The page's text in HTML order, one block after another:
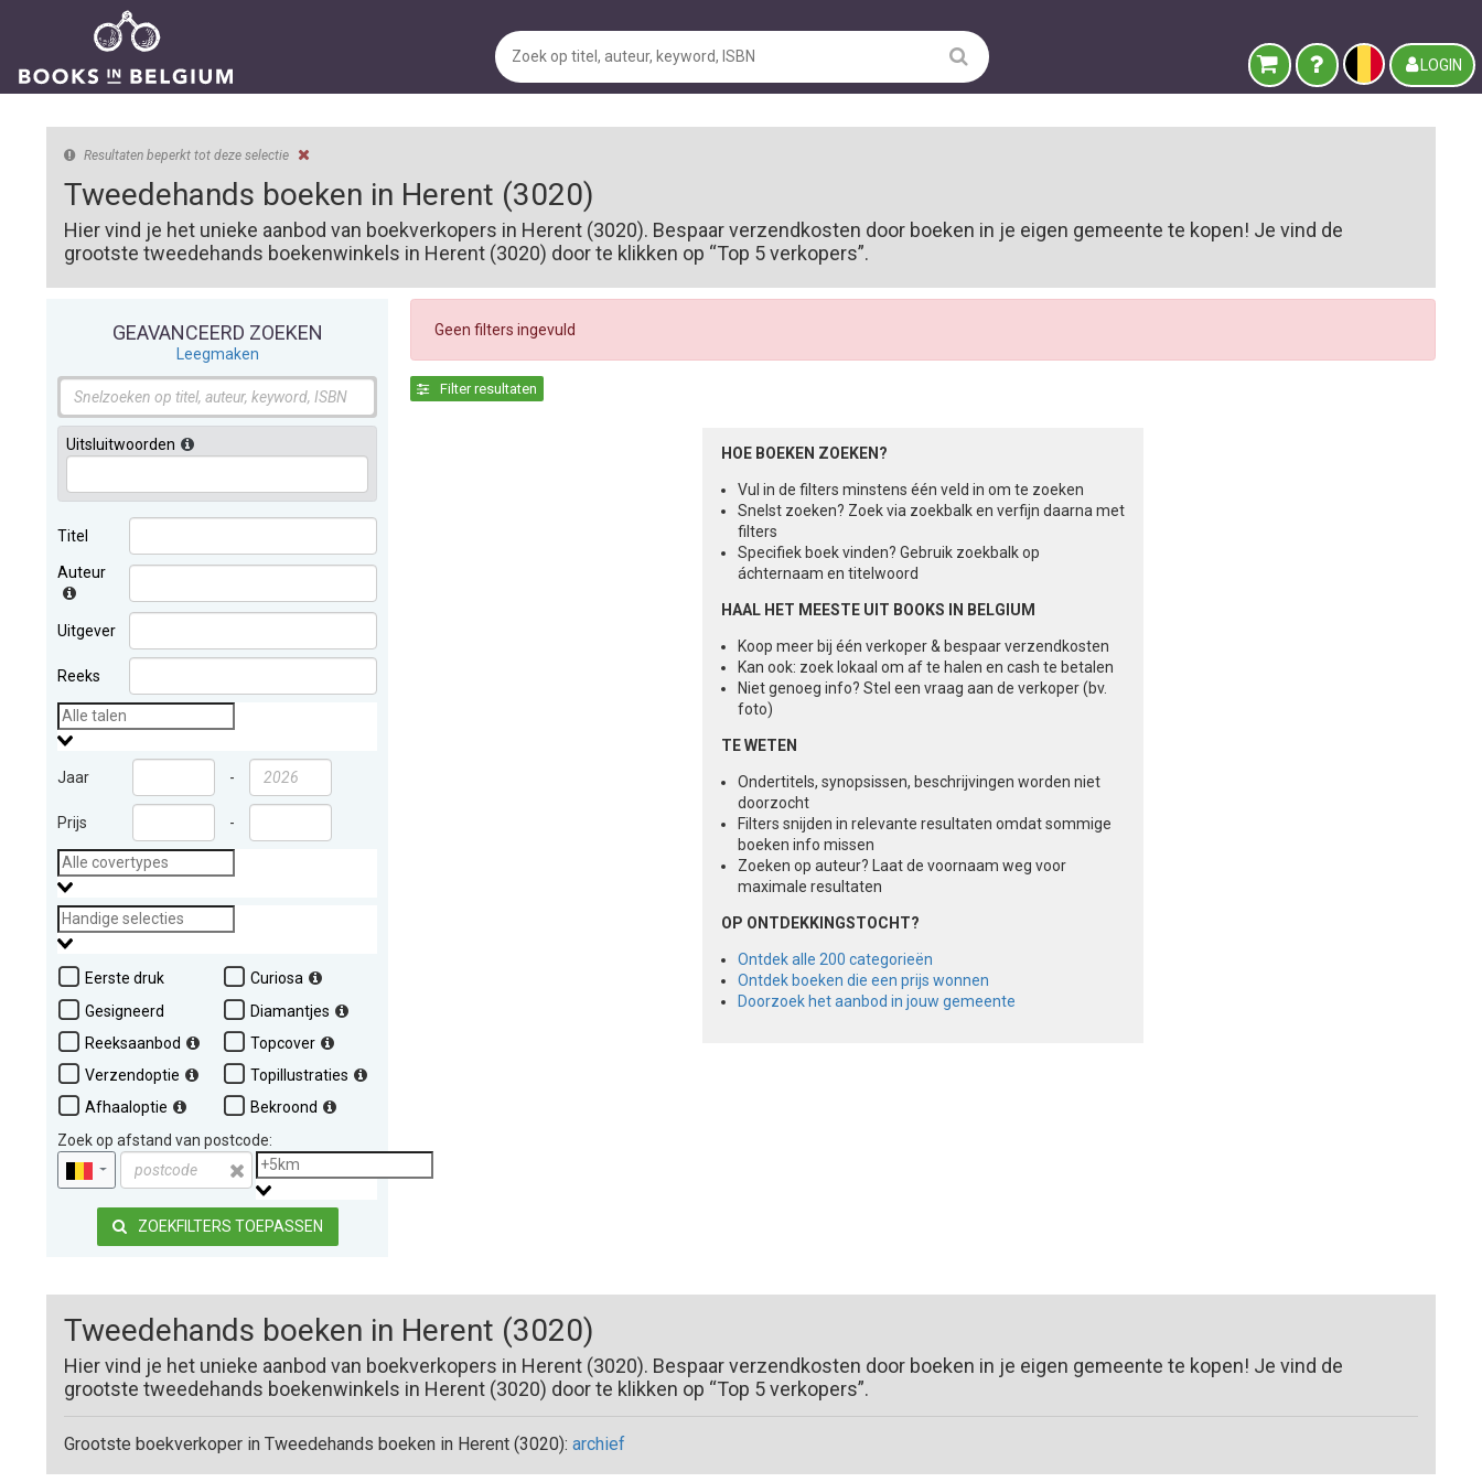
LOGIN
Resultaten beperkt tot deze selectie
Tweedehands boeken in Herent (3020)
Hier vind je het unieke aanbod van boekverkopers in Herent (3020). Bespaar verzendkosten door boeken in je eigen gemeente te kopen! Je vind de
grootste tweedehands boekenwinkels in Herent (3020) door te klikken op “Top 5 verkopers”.
GEAVANCEERD ZOEKEN
Leegmaken
Uitsluitwoorden
Titel
Auteur
Uitgever
Reeks
Jaar -
Prijs -
Eerste druk
Gesigneerd
Reeksaanbod
Verzendoptie
Afhaaloptie
Curiosa
Diamantjes
Topcover
Topillustraties
Bekroond
Zoek op afstand van postcode:
ZOEKFILTERS TOEPASSEN
Geen filters ingevuld
Filter resultaten
HOE BOEKEN ZOEKEN?
Vul in de filters minstens één veld in om te zoeken
Snelst zoeken? Zoek via zoekbalk en verfijn daarna met
filters
Specifiek boek vinden? Gebruik zoekbalk op
áchternaam en titelwoord
HAAL HET MEESTE UIT BOOKS IN BELGIUM
Koop meer bij één verkoper & bespaar verzendkosten
Kan ook: zoek lokaal om af te halen en cash te betalen
Niet genoeg info? Stel een vraag aan de verkoper (bv.
foto)
TE WETEN
Ondertitels, synopsissen, beschrijvingen worden niet
doorzocht
Filters snijden in relevante resultaten omdat sommige
boeken info missen
Zoeken op auteur? Laat de voornaam weg voor
maximale resultaten
OP ONTDEKKINGSTOCHT?
Ontdek alle 200 categorieën
Ontdek boeken die een prijs wonnen
Doorzoek het aanbod in jouw gemeente
Tweedehands boeken in Herent (3020)
Hier vind je het unieke aanbod van boekverkopers in Herent (3020). Bespaar verzendkosten door boeken in je eigen gemeente te kopen! Je vind de
grootste tweedehands boekenwinkels in Herent (3020) door te klikken op “Top 5 verkopers”.
Grootste boekverkoper in Tweedehands boeken in Herent (3020): archief